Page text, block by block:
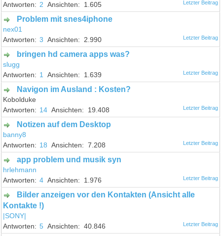
2
1.605
Problem mit snes4iphone
nex01
3
2.990
bringen hd camera apps was?
slugg
1
1.639
Navigon im Ausland : Kosten?
Kobolduke
14
19.408
Notizen auf dem Desktop
banny8
18
7.208
app problem und musik syn
hrlehmann
4
1.976
Bilder anzeigen vor den Kontakten (Ansicht alle
Kontakte !)
|SONY|
5
40.846